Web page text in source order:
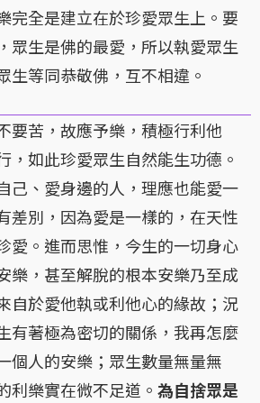
完全是建立在於珍愛眾生上。要
眾生是佛的最愛，所以執愛眾生
生等同恭敬佛，互不相違。
苦，故應予樂，積極行利他
，如此珍愛眾生自然能生功德。
己、愛身邊的人，理應也能愛一
差別，因為愛是一樣的，在天性
愛。進而思惟，今生的一切身心
樂，甚至解脫的根本安樂乃至成
自於愛他執或利他心的緣故；況
有著極為密切的關係，我再怎麼
個人的安樂；眾生數量無量無
利樂實在微不足道。 為自捨眾是